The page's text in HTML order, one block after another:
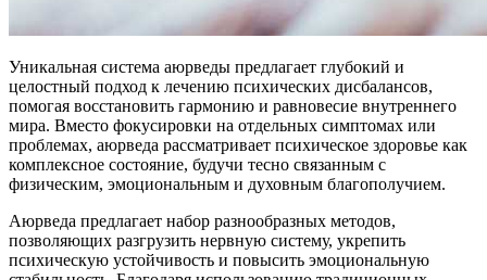
Уникальная система аюрведы предлагает глубокий и
целостный подход к лечению психических дисбалансов,
помогая восстановить гармонию и равновесие внутреннего
мира. Вместо фокусировки на отдельных симптомах или
проблемах, аюрведа рассматривает психическое здоровье как
комплексное состояние, будучи тесно связанным с
физическим, эмоциональным и духовным благополучием.
Аюрведа предлагает набор разнообразных методов,
позволяющих разгрузить нервную систему, укрепить
психическую устойчивость и повысить эмоциональную